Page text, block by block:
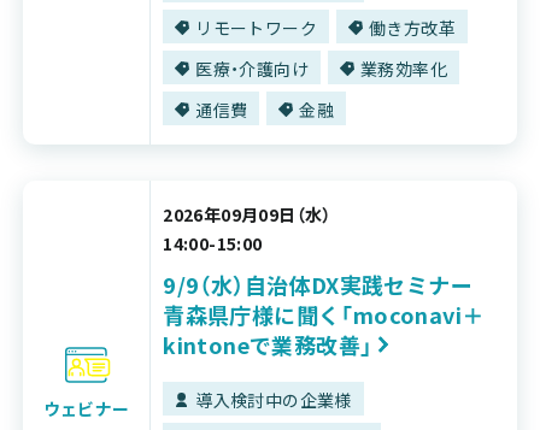
リモートワーク
働き方改革
医療・介護向け
業務効率化
通信費
金融
ウェビナー
2026年09月09日（水）
14:00-15:00
9/9（水）自治体DX実践セミナー
青森県庁様に聞く「moconavi＋
kintoneで業務改善」
導入検討中の企業様